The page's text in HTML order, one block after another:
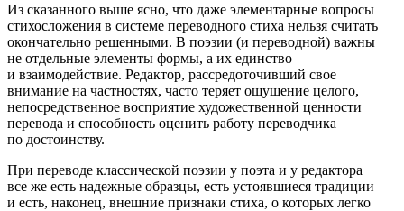
Из сказанного выше ясно, что даже элементарные вопросы
стихосложения в системе переводного стиха нельзя считать
окончательно решенными. В поэзии (и переводной) важны
не отдельные элементы формы, а их единство
и взаимодействие. Редактор, рассредоточивший свое
внимание на частностях, часто теряет ощущение целого,
непосредственное восприятие художественной ценности
перевода и способность оценить работу переводчика
по достоинству.
При переводе классической поэзии у поэта и у редактора
все же есть надежные образцы, есть устоявшиеся традиции
и есть, наконец, внешние признаки стиха, о которых легко